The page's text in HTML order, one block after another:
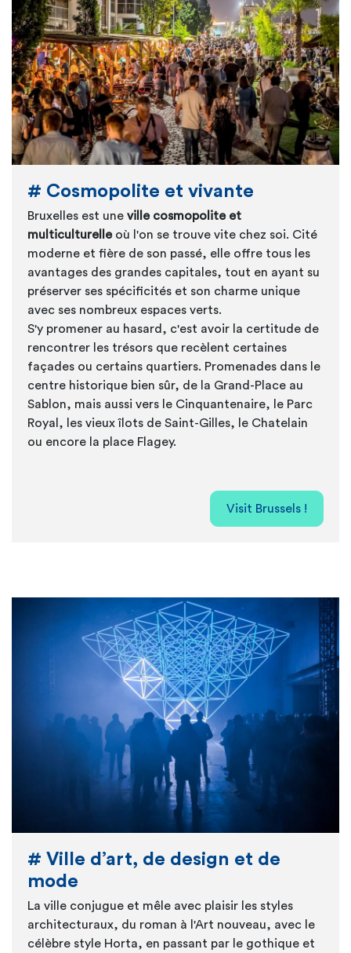
# Cosmopolite et vivante
Bruxelles est une ville cosmopolite et
multiculturelleoù l'on se trouve vite chez soi. Cité
moderne et fière de son passé, elle offre tous les
avantages des grandes capitales, tout en ayant su
préserver ses spécificités et son charme unique
avec ses nombreux espaces verts.
S'y promener au hasard, c'est avoir la certitude de
rencontrer les trésors que recèlent certaines
façades ou certains quartiers. Promenades dans le
centre historique bien sûr, de la Grand-Place au
Sablon, mais aussi vers le Cinquantenaire, le Parc
Royal, les vieux îlots de Saint-Gilles, le Chatelain
ou encore la place Flagey.
Visit Brussels !
# Ville d’art, de design et de
mode
La ville conjugue et mêle avec plaisir les styles
architecturaux, du roman à l'Art nouveau, avec le
célèbre style Horta, en passant par le gothique et